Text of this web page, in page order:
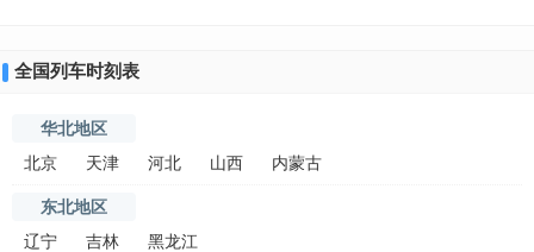
全国列车时刻表
华北地区
北京
天津 河北 山西 内蒙古
东北地区
辽宁
吉林 黑龙江